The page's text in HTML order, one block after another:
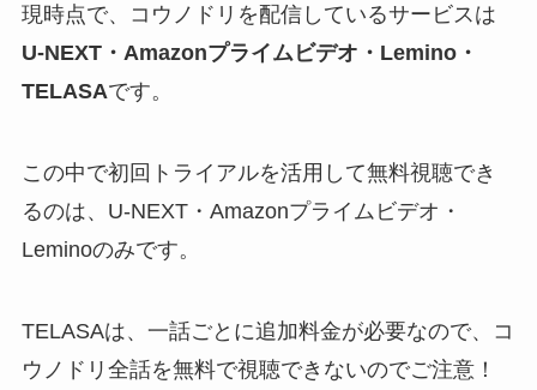
現時点で、コウノドリを配信しているサービスは
U-NEXT・Amazonプライムビデオ・Lemino・
TELASAです。
この中で初回トライアルを活用して無料視聴でき
るのは、U-NEXT・Amazonプライムビデオ・
Leminoのみです。
TELASAは、一話ごとに追加料金が必要なので、コ
ウノドリ全話を無料で視聴できないのでご注意！